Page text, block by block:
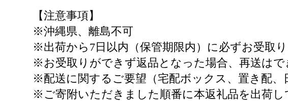
【注意事項】
※沖縄県、離島不可
※出荷から7日以内（保管期限内）に必ずお受取
※お受取りができず返品となった場合、再送はで
※配送に関するご要望（宅配ボックス、置き配
※ご寄附いただきました順番に本返礼品を出荷